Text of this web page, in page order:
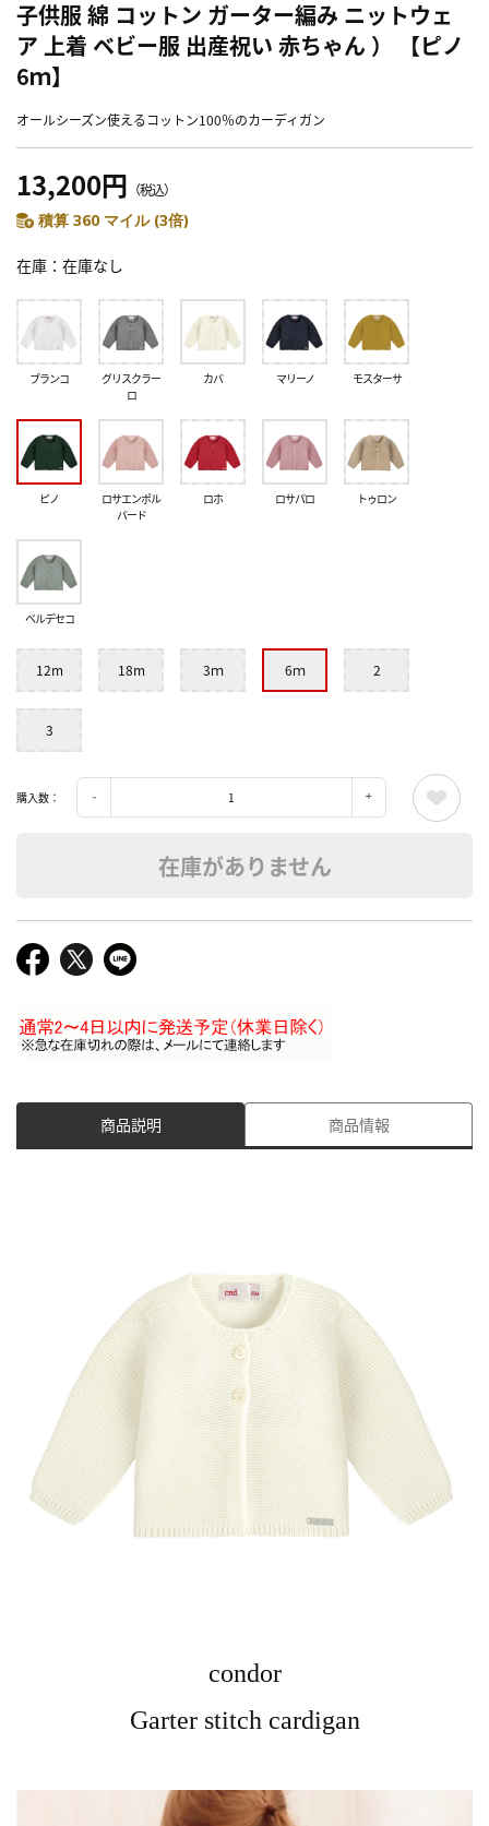
子供服 綿 コットン ガーター編み ニットウェ
ア 上着 ベビー服 出産祝い 赤ちゃん ） 【ピノ
6ｍ】
オールシーズン使えるコットン100％のカーディガン
13,200円 （税込）
積算 360 マイル (3倍)
在庫 在庫なし
ブランコ
グリスクラー
ロ
カバ マリーノ モスターサ
ピノ
ロサエンポル
バード
ロホ ロサパロ トゥロン
ベルデセコ
12m 18m 3ｍ 6ｍ 2
3
購入数：
在庫がありません
商品説明 商品情報
condor
Garter stitch cardigan